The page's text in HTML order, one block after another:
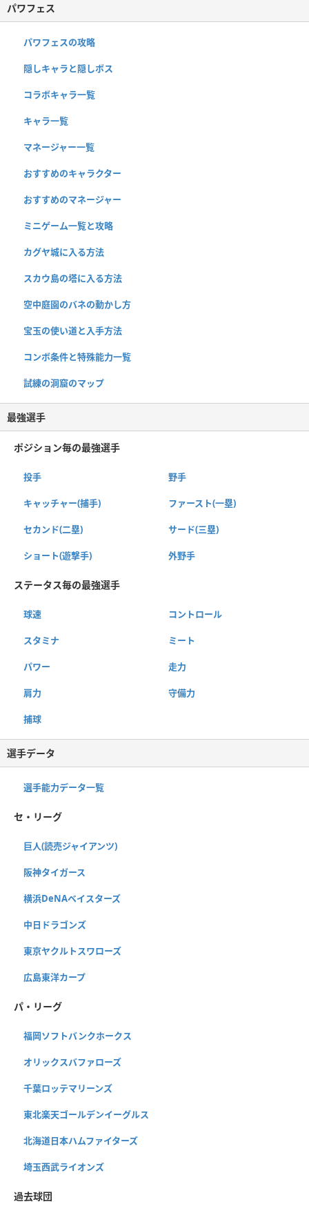
パワフェス
パワフェスの攻略
隠しキャラと隠しボス
コラボキャラ一覧
キャラ一覧
マネージャー一覧
おすすめのキャラクター
おすすめのマネージャー
ミニゲーム一覧と攻略
カグヤ城に入る方法
スカウ島の塔に入る方法
空中庭園のバネの動かし方
宝玉の使い道と入手方法
コンボ条件と特殊能力一覧
試練の洞窟のマップ
最強選手
ポジション毎の最強選手
投手 野手
キャッチャー(捕手) ファースト(一塁)
セカンド(二塁) サード(三塁)
ショート(遊撃手) 外野手
ステータス毎の最強選手
球速 コントロール
スタミナ ミート
パワー 走力
肩力 守備力
捕球
選手データ
選手能力データ一覧
セ・リーグ
巨人(読売ジャイアンツ)
阪神タイガース
横浜DeNAベイスターズ
中日ドラゴンズ
東京ヤクルトスワローズ
広島東洋カープ
パ・リーグ
福岡ソフトバンクホークス
オリックスバファローズ
千葉ロッテマリーンズ
東北楽天ゴールデンイーグルス
北海道日本ハムファイターズ
埼玉西武ライオンズ
過去球団